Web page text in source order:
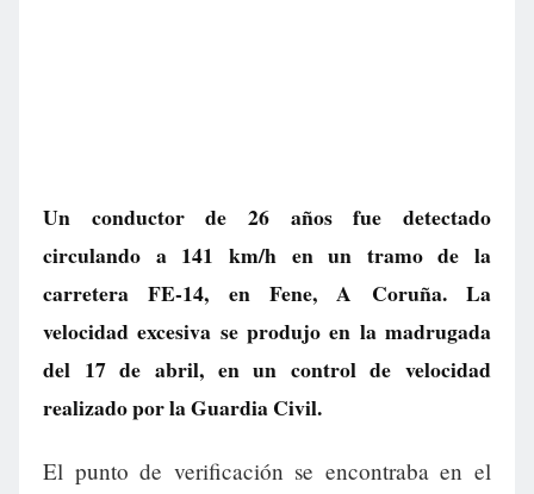
Un conductor de 26 años fue detectado
circulando a 141 km/h en un tramo de la
carretera FE-14, en Fene, A Coruña. La
velocidad excesiva se produjo en la madrugada
del 17 de abril, en un control de velocidad
realizado por la Guardia Civil.
El punto de verificación se encontraba en el